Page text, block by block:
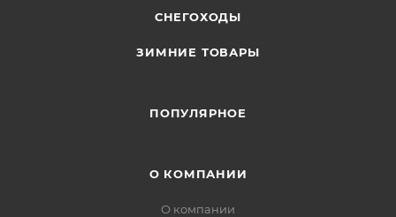
СНЕГОХОДЫ
ЗИМНИЕ ТОВАРЫ
ПОПУЛЯРНОЕ
О КОМПАНИИ
О компании